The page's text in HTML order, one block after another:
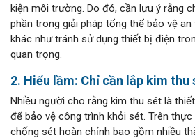
kiện môi trường. Do đó, cần lưu ý rằng
phần trong giải pháp tổng thể bảo vệ
khác như tránh sử dụng thiết bị điện
quan trọng.
2. Hiểu lầm: Chỉ cần lắp kim thu
Nhiều người cho rằng kim thu sét là
để bảo vệ công trình khỏi sét. Trên
chống sét hoàn chỉnh bao gồm nhiều